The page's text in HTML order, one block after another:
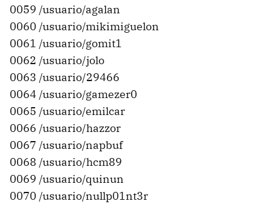
0059 /usuario/agalan
0060 /usuario/mikimiguelon
0061 /usuario/gomit1
0062 /usuario/jolo
0063 /usuario/29466
0064 /usuario/gamezer0
0065 /usuario/emilcar
0066 /usuario/hazzor
0067 /usuario/napbuf
0068 /usuario/hcm89
0069 /usuario/quinun
0070 /usuario/nullp01nt3r